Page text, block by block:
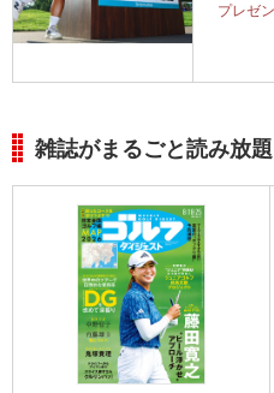
プレゼ
雑誌がまるごと読み放題